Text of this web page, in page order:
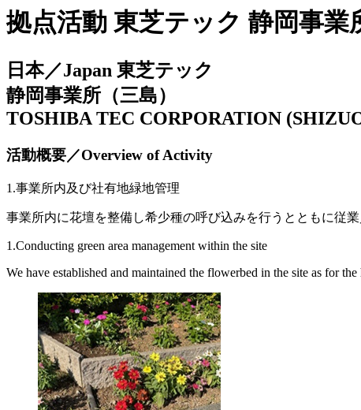
拠点活動 東芝テック 静岡事業
日本／Japan 東芝テック
静岡事業所（三島）
TOSHIBA TEC CORPORATION
活動概要／Overview of Activity
1.事業所内及び社有地緑地管理
事業所内に花壇を整備し希少種の呼び込みを行うとともに従
1.Conducting green area management within the site
We have established and maintained the flowerbed in the site as for